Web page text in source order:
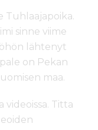
Tuhlaajapoika.
sinne viime
lähtenyt
on Pekan
maa.
videoissa. Titta